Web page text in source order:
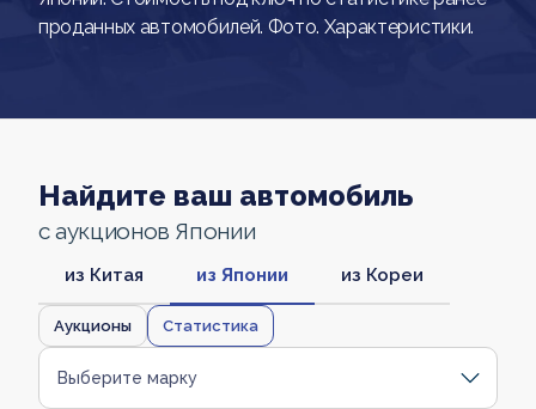
проданных автомобилей. Фото. Характеристики.
Найдите ваш автомобиль
с аукционов Японии
из Китая из Японии из Кореи
Аукционы Статистика
Выберите марку